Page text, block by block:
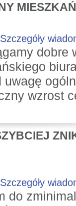
MIESZKAŃ
dobre
uwagę
wzrost
do